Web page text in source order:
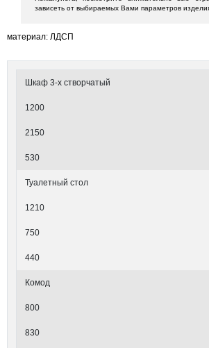
зависеть от выбираемых Вами параметров
материал: ЛДСП
Шкаф 3-х створчатый
1200
2150
530
Туалетный стол
1210
750
440
Комод
800
830